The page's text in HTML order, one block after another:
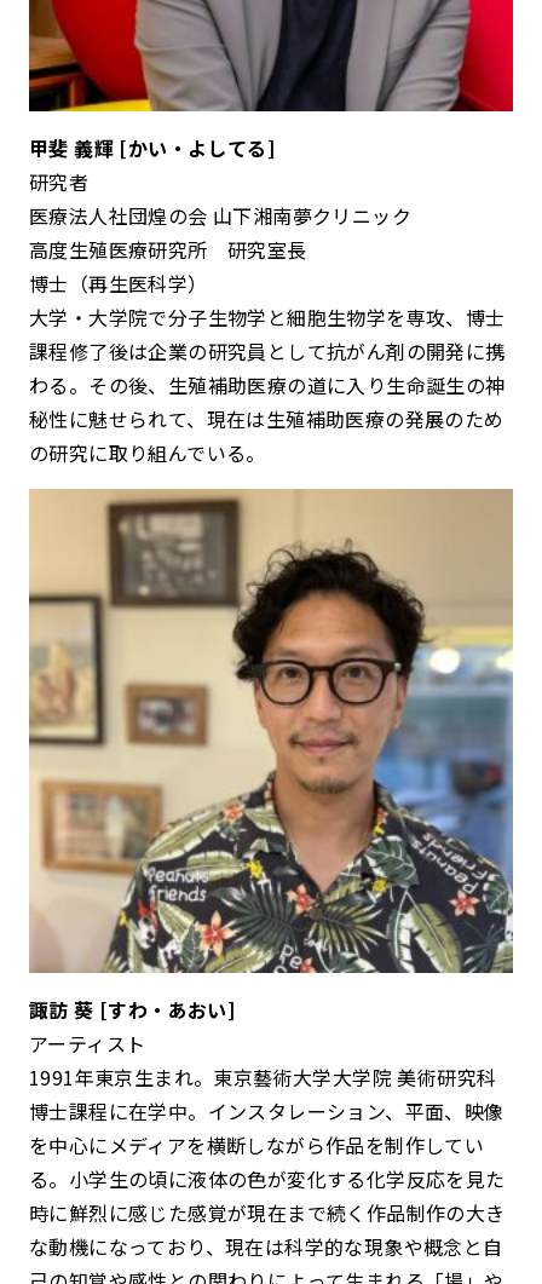
甲斐 義輝 [かい・よしてる]
研究者
医療法人社団煌の会 山下湘南夢クリニック
高度生殖医療研究所 研究室長
博士（再生医科学）
大学・大学院で分子生物学と細胞生物学を専攻、博士
課程修了後は企業の研究員として抗がん剤の開発に携
わる。その後、生殖補助医療の道に入り生命誕生の神
秘性に魅せられて、現在は生殖補助医療の発展のため
の研究に取り組んでいる。
諏訪 葵 [すわ・あおい]
アーティスト
1991年東京生まれ。東京藝術大学大学院 美術研究科
博士課程に在学中。インスタレーション、平面、映像
を中心にメディアを横断しながら作品を制作してい
る。小学生の頃に液体の色が変化する化学反応を見た
時に鮮烈に感じた感覚が現在まで続く作品制作の大き
な動機になっており、現在は科学的な現象や概念と自